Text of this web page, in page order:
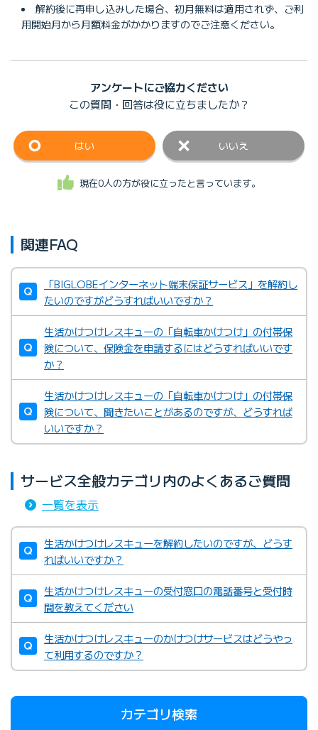
解約後に再申し込みした場合、初月無料は適用されず、ご利
用開始月から月額料金がかかりますのでご注意ください。
アンケートにご協力ください
この質問・回答は役に立ちましたか？
はい いいえ
現在0人の方が役に立ったと言っています。
関連FAQ
「BIGLOBEインターネット端末保証サービス」を解約し
たいのですがどうすればいいですか？
生活かけつけレスキューの「自転車かけつけ」の付帯保
険について、保険金を申請するにはどうすればいいです
か？
生活かけつけレスキューの「自転車かけつけ」の付帯保
険について、聞きたいことがあるのですが、どうすれば
いいですか？
サービス全般カテゴリ内のよくあるご質問
一覧を表示
生活かけつけレスキューを解約したいのですが、どうす
ればいいですか？
生活かけつけレスキューの受付窓口の電話番号と受付時
間を教えてください
生活かけつけレスキューのかけつけサービスはどうやっ
て利用するのですか？
カテゴリ検索